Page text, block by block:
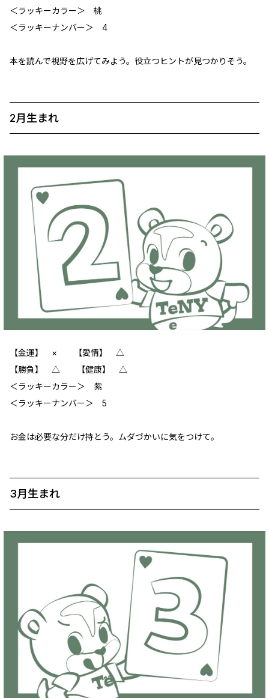
＜ラッキーカラー＞ 桃
＜ラッキーナンバー＞ 4
本を読んで視野を広げてみよう。役立つヒントが見つかりそう。
2月生まれ
【金運】 × 【愛情】 △
【勝負】 △ 【健康】 △
＜ラッキーカラー＞ 紫
＜ラッキーナンバー＞ 5
お金は必要な分だけ持とう。ムダづかいに気をつけて。
3月生まれ